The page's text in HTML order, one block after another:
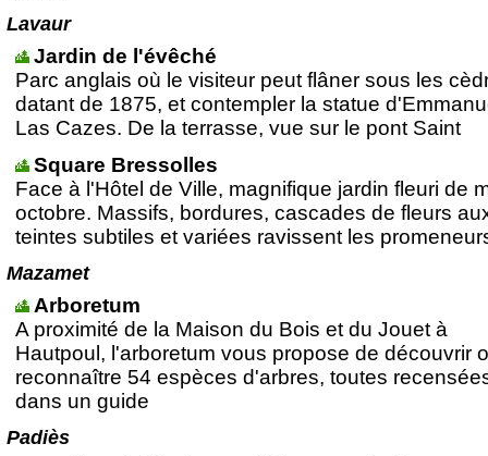
Lavaur
Jardin de l'évêché
Parc anglais où le visiteur peut flâner sous les
datant de 1875, et contempler la statue
Las Cazes. De la terrasse, vue sur le pont Saint
Square Bressolles
Face à l'Hôtel de Ville, magnifique jardin fleuri de
octobre. Massifs, bordures, cascades de fleurs
teintes subtiles et variées ravissent les
Mazamet
Arboretum
A proximité de la Maison du Bois et du Jouet à
Hautpoul, l'arboretum vous propose de découvrir
reconnaître 54 espèces d'arbres, toutes
dans un guide
Padiès